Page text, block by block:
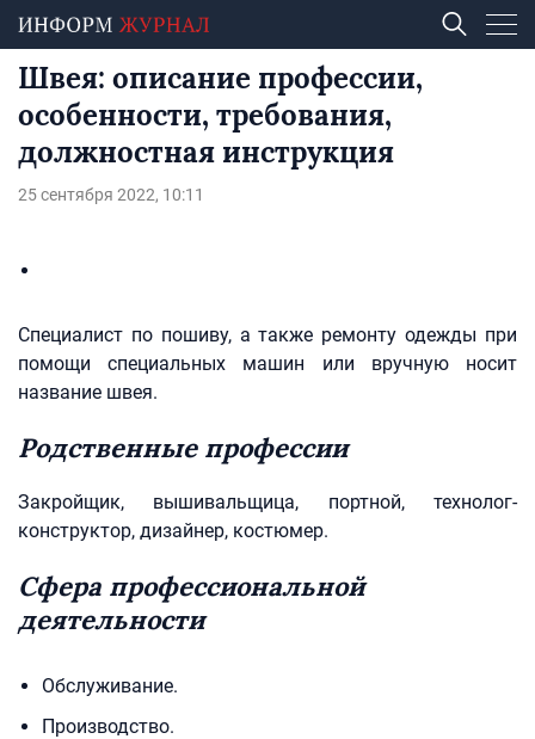
Швея: описание профессии,
особенности, требования,
должностная инструкция
25 сентября 2022, 10:11
Специалист по пошиву, а также ремонту одежды при
помощи специальных машин или вручную носит
название швея.
Родственные профессии
Закройщик, вышивальщица, портной, технолог-
конструктор, дизайнер, костюмер.
Сфера профессиональной
деятельности
Обслуживание.
Производство.